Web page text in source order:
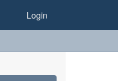
Login